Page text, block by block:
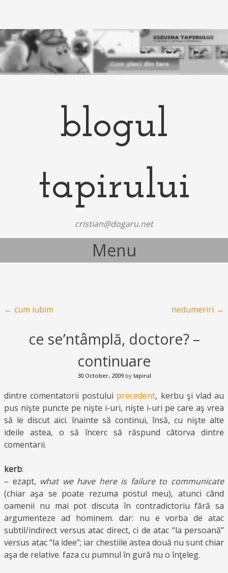
blogul
tapirului
cristian@dogaru.net
Menu
Post navigation
← cum iubim nedumeriri →
ce se’ntâmplă, doctore? –
continuare
30 October, 2009by tapirul
dintre comentatorii postului precedent, kerbu şi vlad au
pus nişte puncte pe nişte i-uri, nişte i-uri pe care aş vrea
să le discut aici. înainte să continui, însă, cu nişte alte
ideile astea, o să încerc să răspund câtorva dintre
comentarii.
kerb:
– ezapt, what we have here is failure to communicate
(chiar aşa se poate rezuma postul meu), atunci când
oamenii nu mai pot discuta în contradictoriu fără sa
argumenteze ad hominem. dar: nu e vorba de atac
subtil/indirect versus atac direct, ci de atac “la persoană”
versus atac “la idee”; iar chestiile astea două nu sunt chiar
aşa de relative. faza cu pumnul în gură nu o înţeleg.